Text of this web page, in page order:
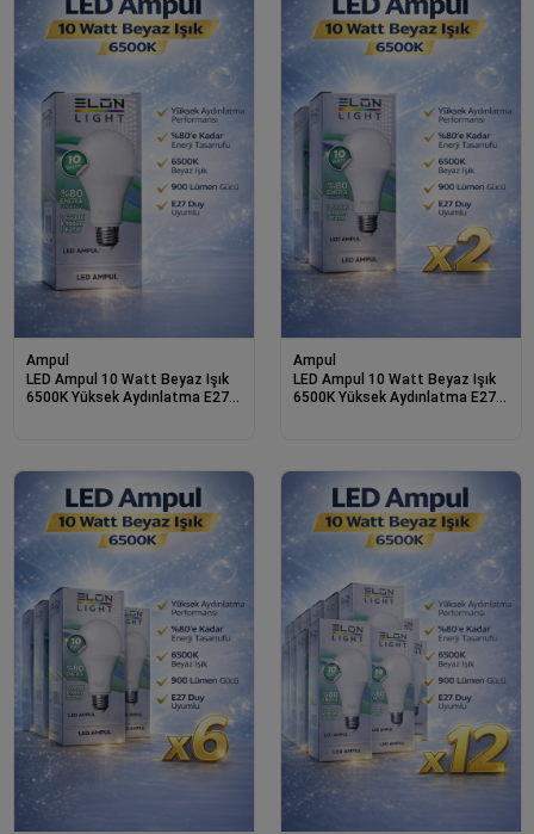
Ampul
LED Ampul 10 Watt Beyaz Işık
6500K Yüksek Aydınlatma E27
Ampul
LED Ampul 10 Watt Beyaz Işık
6500K Yüksek Aydınlatma E27